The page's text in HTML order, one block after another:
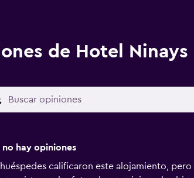
de Hotel Ninays
no hay opiniones
huéspedes calificaron este alojamiento,